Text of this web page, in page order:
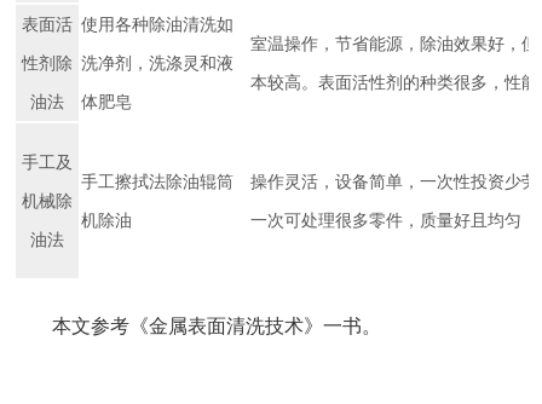
表面活
性剂除
油法
使用各种除油清洗如
洗净剂，洗涤灵和液
体肥皂
室温操作，节省能源，除油效果好，
本较高。表面活性剂的种类很多，性
手工及
机械除
油法
手工擦拭法除油辊筒
机除油
操作灵活，设备简单，一次性投资少
一次可处理很多零件，质量好且均匀
本文参考《金属表面清洗技术》一书。